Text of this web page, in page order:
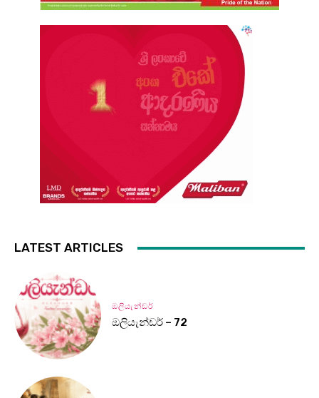
LATEST ARTICLES
ඔලියැන්ඩර්
ඔලියැන්ඩර් – 72